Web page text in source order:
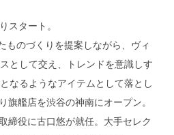
スタート。
ものづくりを提案しながら、ヴィ
として交え、トレンドを意識しす
なるようなアイテムとして落とし
旗艦店を渋谷の神南にオープン。
締役に古口悠が就任。大手セレク